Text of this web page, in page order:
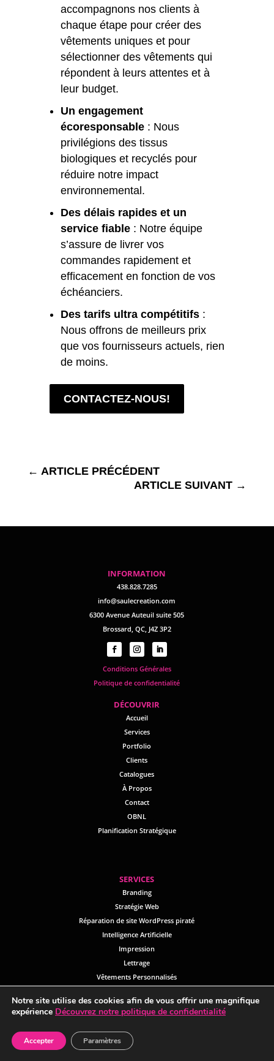
accompagnons nos clients à
chaque étape pour créer des
vêtements uniques et pour
sélectionner des vêtements qui
répondent à leurs attentes et à
leur budget.
Un engagement
écoresponsable: Nous
privilégions des tissus
biologiques et recyclés pour
réduire notre impact
environnemental.
Des délais rapides et un
service fiable: Notre équipe
s’assure de livrer vos
commandes rapidement et
efficacement en fonction de vos
échéanciers.
Des tarifs ultra compétitifs:
Nous offrons de meilleurs prix
que vos fournisseurs actuels, rien
de moins.
CONTACTEZ-NOUS!
← ARTICLE PRÉCÉDENT
ARTICLE SUIVANT →
INFORMATION
438.828.7285
info@saulecreation.com
6300 Avenue Auteuil suite 505
Brossard, QC, J4Z 3P2
Conditions Générales
Politique de confidentialité
DÉCOUVRIR
Accueil
Services
Portfolio
Clients
Catalogues
À Propos
Contact
OBNL
Planification Stratégique
SERVICES
Branding
Stratégie Web
Réparation de site WordPress piraté
Intelligence Artificielle
Impression
Lettrage
Vêtements Personnalisés
Tous droits réservés © 2026 | Saule Création Inc.
Notre site utilise des cookies afin de vous offrir une magnifique
expérience Découvrez notre politique de confidentialité
Accepter Paramètres